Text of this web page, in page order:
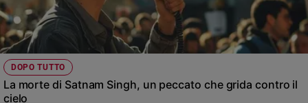
DOPO TUTTO
La morte di Satnam Singh, un peccato che grida contro il
cielo